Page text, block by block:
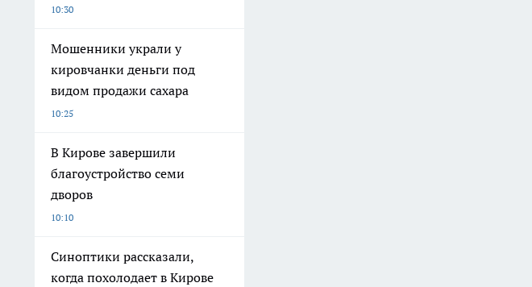
10:30
Мошенники украли у
кировчанки деньги под
видом продажи сахара
10:25
В Кирове завершили
благоустройство семи
дворов
10:10
Синоптики рассказали,
когда похолодает в Кирове